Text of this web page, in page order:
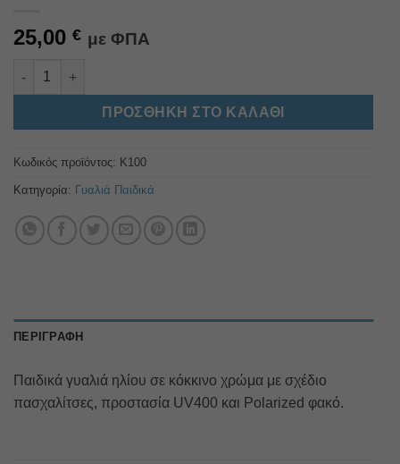
25,00 € με ΦΠΑ
Κ100 ποσότητα
ΠΡΟΣΘΉΚΗ ΣΤΟ ΚΑΛΆΘΙ
Alternative:
Κωδικός προϊόντος: Κ100
Κατηγορία: Γυαλιά Παιδικά
ΠΕΡΙΓΡΑΦΉ
Παιδικά γυαλιά ηλίου σε κόκκινο χρώμα με σχέδιο
πασχαλίτσες, προστασία UV400 και Polarized φακό.